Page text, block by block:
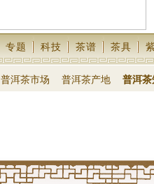
专题 科技 茶谱 茶具
普洱茶市场 普洱茶产地 普洱茶